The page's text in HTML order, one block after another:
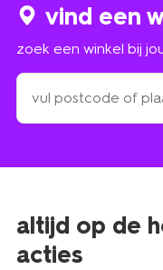
vind een
zoek een winkel bij
zoek
een
winkel
in
altijd op de
acties